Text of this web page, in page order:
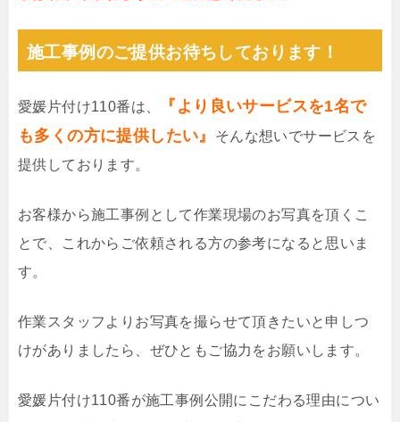
施工事例のご提供お待ちしております！
愛媛片付け110番は、
『より良いサービスを1名で
も多くの方に提供したい』
そんな想いでサービスを
提供しております。
お客様から施工事例として作業現場のお写真を頂くこ
とで、これからご依頼される方の参考になると思いま
す。
作業スタッフよりお写真を撮らせて頂きたいと申しつ
けがありましたら、ぜひともご協力をお願いします。
愛媛片付け110番が施工事例公開にこだわる理由につい